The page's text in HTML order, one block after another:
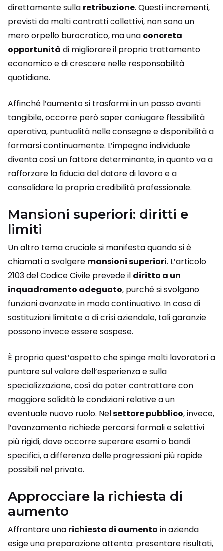
direttamente sulla retribuzione. Questi incrementi,
previsti da molti contratti collettivi, non sono un
mero orpello burocratico, ma una concreta
opportunità di migliorare il proprio trattamento
economico e di crescere nelle responsabilità
quotidiane.
Affinché l’aumento si trasformi in un passo avanti
tangibile, occorre però saper coniugare flessibilità
operativa, puntualità nelle consegne e disponibilità a
formarsi continuamente. L’impegno individuale
diventa così un fattore determinante, in quanto va a
rafforzare la fiducia del datore di lavoro e a
consolidare la propria credibilità professionale.
Mansioni superiori: diritti e
limiti
Un altro tema cruciale si manifesta quando si è
chiamati a svolgere mansioni superiori. L’articolo
2103 del Codice Civile prevede il diritto a un
inquadramento adeguato, purché si svolgano
funzioni avanzate in modo continuativo. In caso di
sostituzioni limitate o di crisi aziendale, tali garanzie
possono invece essere sospese.
È proprio quest’aspetto che spinge molti lavoratori a
puntare sul valore dell’esperienza e sulla
specializzazione, così da poter contrattare con
maggiore solidità le condizioni relative a un
eventuale nuovo ruolo. Nelsettore pubblico, invece,
l’avanzamento richiede percorsi formali e selettivi
più rigidi, dove occorre superare esami o bandi
specifici, a differenza delle progressioni più rapide
possibili nel privato.
Approcciare la richiesta di
aumento
Affrontare una richiesta di aumento in azienda
esige una preparazione attenta: presentare risultati,